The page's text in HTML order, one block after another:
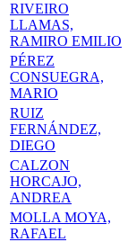
RIVEIRO
LLAMAS,
RAMIRO EMILIO
PÉREZ
CONSUEGRA,
MARIO
RUIZ
FERNÁNDEZ,
DIEGO
CALZON
HORCAJO,
ANDREA
MOLLA MOYA,
RAFAEL